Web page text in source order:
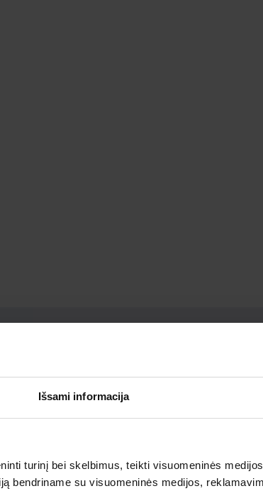
Išsami informacija
turinį bei skelbimus, teikti visuomeninės
bendriname su visuomeninės medijos,